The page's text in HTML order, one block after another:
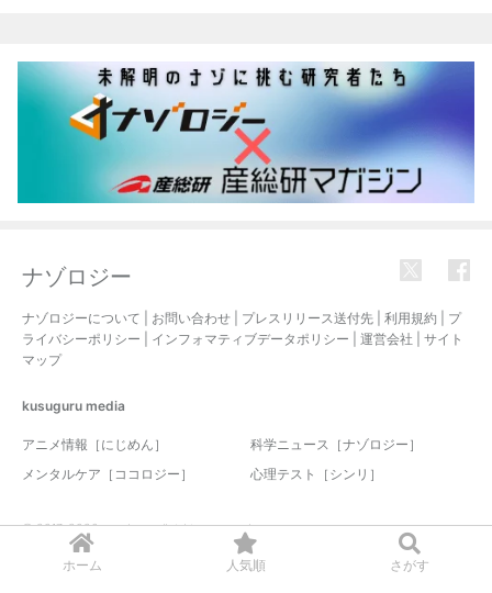
ホーム 人気順 さがす
ナゾロジー
ナゾロジーについて お問い合わせ プレスリリース送付先 利用規約
プ
ライバシーポリシー
インフォマティブデータポリシー 運営会社
サイト
マップ
kusuguru media
アニメ情報［にじめん］
科学ニュース［ナゾロジー］
メンタルケア［ココロジー］
心理テスト［シンリ］
© 2017-2026 nazology. all rights reserved.